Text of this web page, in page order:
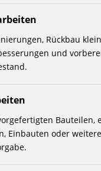
Rückbau
und
Bauteilen,
Einbauten oder